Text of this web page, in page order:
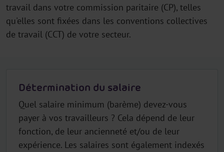
travail dans votre commission paritaire (CP), telles
qu'elles sont fixées dans les conventions collectives
de travail (CCT) de votre secteur.
Détermination du salaire
Quel salaire minimum (barème) devez-vous
payer à vos travailleurs ? Cela dépend de leur
fonction, de leur ancienneté et/ou de leur
expérience. Les salaires sont également indexés